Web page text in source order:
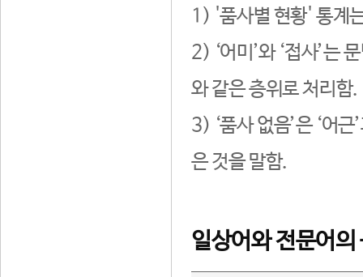
1) '품사별 현황' 통계
2) ‘어미’와 ‘접사’는
와 같은 층위로 처리함.
3) ‘품사 없음’은 ‘어
은 것을 말함.
일상어와 전문어의